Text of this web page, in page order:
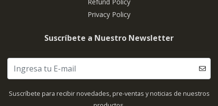
Privacy Policy
Suscríbete a Nuestro Newsletter
Suscríbete para recibir novedades, pre-ventas y noticias de nuestros